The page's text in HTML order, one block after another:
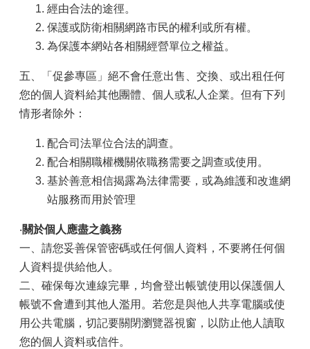
經由合法的途徑。
保護或防衛相關網路市民的權利或所有權。
為保護本網站各相關經營單位之權益。
五、「促參專區」絕不會任意出售、交換、或出租任何
您的個人資料給其他團體、個人或私人企業。但有下列
情形者除外：
配合司法單位合法的調查。
配合相關職權機關依職務需要之調查或使用。
基於善意相信揭露為法律需要，或為維護和改進網
站服務而用於管理
‧關於個人應盡之義務
一、請您妥善保管密碼或任何個人資料，不要將任何個
人資料提供給他人。
二、確保每次連線完畢，均會登出帳號使用以保護個人
帳號不會遭到其他人濫用。若您是與他人共享電腦或使
用公共電腦，切記要關閉瀏覽器視窗，以防止他人讀取
您的個人資料或信件。